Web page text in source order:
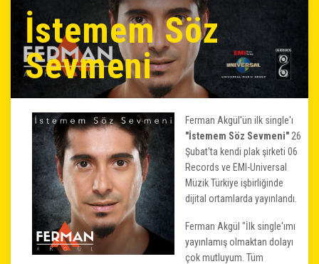
İstemem Söz
Sevmeni
Ferman Akgül'ün ilk single'ı
"İstemem Söz Sevmeni" 26
Şubat'ta kendi plak şirketi 06
Records ve EMI-Universal
Müzik Türkiye işbirliğinde
dijital ortamlarda yayınlandı.
Ferman Akgül "İlk single'ımı
yayınlamış olmaktan dolayı
çok mutluyum. Tüm